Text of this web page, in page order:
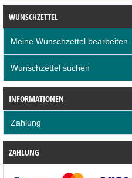
WUNSCHZETTEL
Meine Wunschzettel bearbeiten
Wunschzettel suchen
INFORMATIONEN
Zahlung
ZAHLUNG